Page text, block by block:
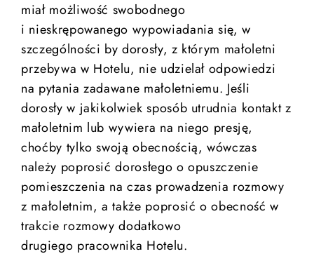
miał możliwość swobodnego
i nieskrępowanego wypowiadania się, w
szczególności by dorosły, z którym małoletni
przebywa w Hotelu, nie udzielał odpowiedzi
na pytania zadawane małoletniemu. Jeśli
dorosły w jakikolwiek sposób utrudnia kontakt z
małoletnim lub wywiera na niego presję,
choćby tylko swoją obecnością, wówczas
należy poprosić dorosłego o opuszczenie
pomieszczenia na czas prowadzenia rozmowy
z małoletnim, a także poprosić o obecność w
trakcie rozmowy dodatkowo
drugiego pracownika Hotelu.